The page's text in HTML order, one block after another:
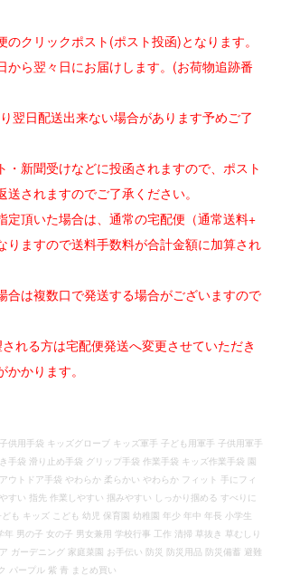
のクリックポスト(ポスト投函)となります。
から翌々日にお届けします。(お荷物追跡番
翌日配送出来ない場合があります予めご了
・新聞受けなどに投函されますので、ポスト
送されますのでご了承ください。
定頂いた場合は、通常の宅配便（通常送料+
りますので送料手数料が合計金額に加算され
合は複数口で発送する場合がございますので
れる方は宅配便発送へ変更させていただき
かります。
供用手袋 キッズグローブ キッズ軍手 子ども用軍手 子供用軍手
手袋 滑り止め手袋 グリップ手袋 作業手袋 キッズ作業手袋 園
ウトドア手袋 やわらか 柔らかい やわらか フィット 手にフィ
すい 指先 作業しやすい 掴みやすい しっかり掴める すべりに
も キッズ こども 幼児 保育園 幼稚園 年少 年中 年長 小学生
男の子 女の子 男女兼用 学校行事 工作 清掃 草抜き 草むしり
ガーデニング 家庭菜園 お手伝い 防災 防災用品 防災備蓄 避難
パープル 紫 青 まとめ買い